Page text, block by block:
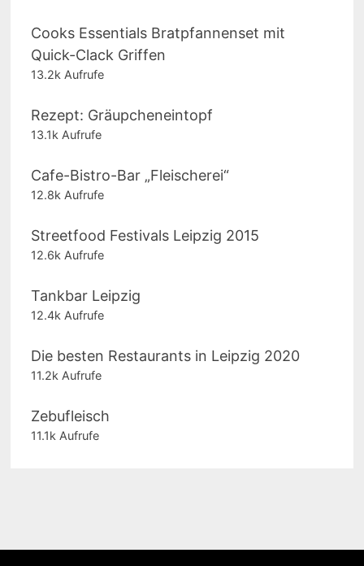
Cooks Essentials Bratpfannenset mit
Quick-Clack Griffen
13.2k Aufrufe
Rezept: Gräupcheneintopf
13.1k Aufrufe
Cafe-Bistro-Bar „Fleischerei“
12.8k Aufrufe
Streetfood Festivals Leipzig 2015
12.6k Aufrufe
Tankbar Leipzig
12.4k Aufrufe
Die besten Restaurants in Leipzig 2020
11.2k Aufrufe
Zebufleisch
11.1k Aufrufe